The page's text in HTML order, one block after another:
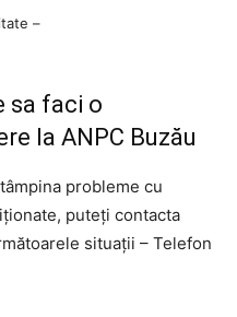
–
sa faci o
la ANPC Buzău
probleme cu
puteți contacta
situații – Telefon